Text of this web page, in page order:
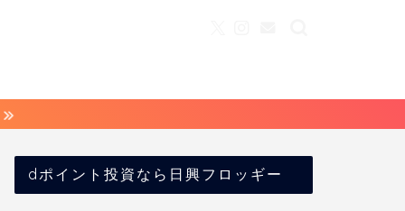
dポイント投資なら日興フロッギー